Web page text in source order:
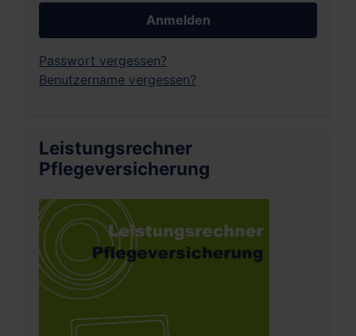
Anmelden
Passwort vergessen?
Benutzername vergessen?
Leistungsrechner
Pflegeversicherung